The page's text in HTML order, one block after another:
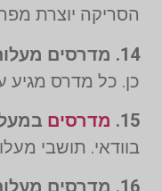
הסריקה יוצרת
14. מדרסים מעלות תרשיחא – האם קיימת אחריות על המדרסים?
כן. כל מדרס מגיע
15. מדרסים
בוודאי. תושבי